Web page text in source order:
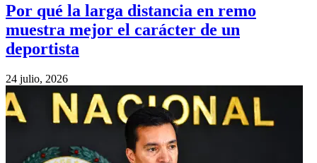
Por qué la larga distancia en remo
muestra mejor el carácter de un
deportista
24 julio, 2026